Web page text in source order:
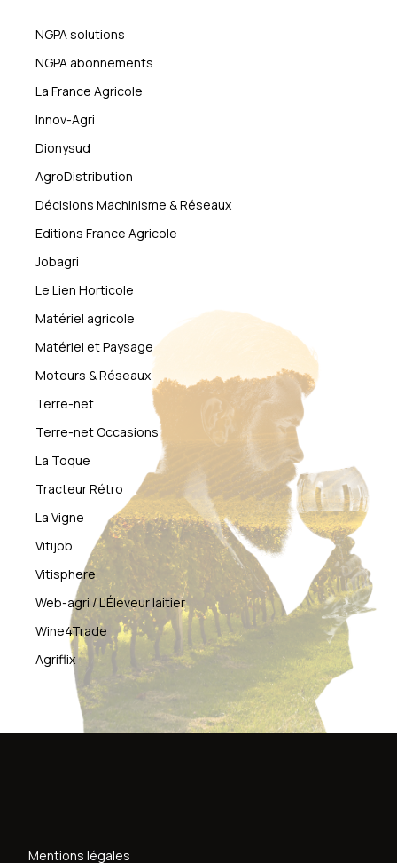
NGPA solutions
NGPA abonnements
La France Agricole
Innov-Agri
Dionysud
AgroDistribution
Décisions Machinisme & Réseaux
Editions France Agricole
Jobagri
Le Lien Horticole
Matériel agricole
Matériel et Paysage
Moteurs & Réseaux
Terre-net
Terre-net Occasions
La Toque
Tracteur Rétro
La Vigne
Vitijob
Vitisphere
Web-agri / L'Éleveur laitier
Wine4Trade
Agriflix
Mentions légales